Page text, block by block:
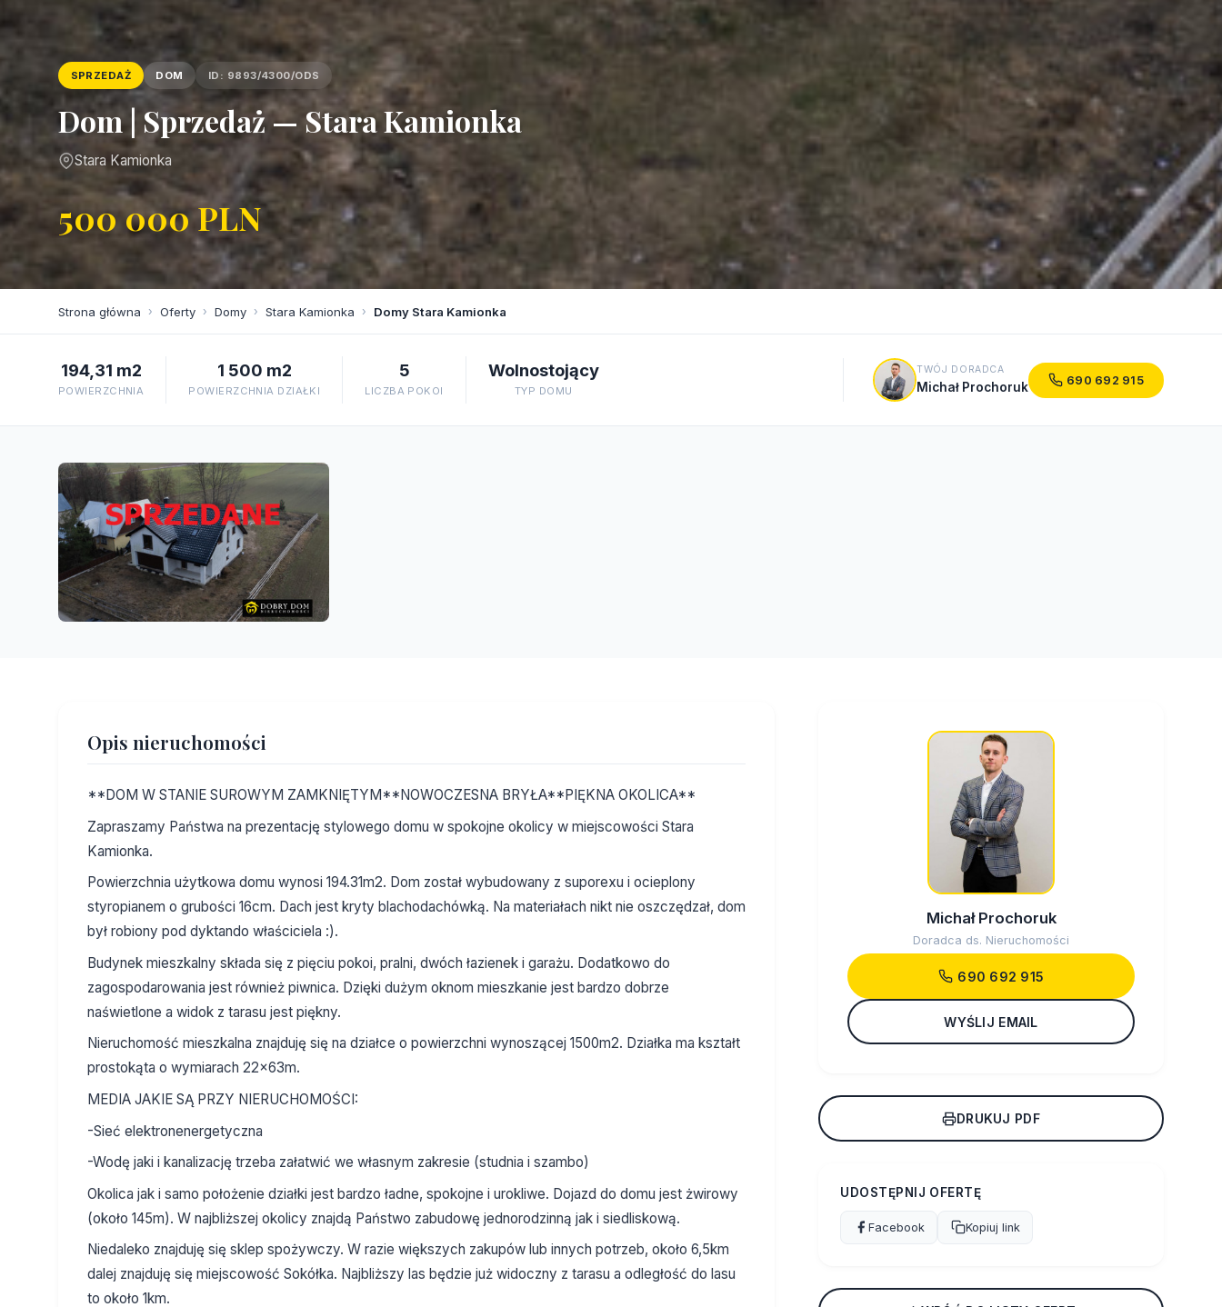
SPRZEDAŻ DOM ID: 9893/4300/ODS
Dom | Sprzedaż — Stara Kamionka
Stara Kamionka
500 000 PLN
Strona główna › Oferty › Domy › Stara Kamionka › Domy Stara Kamionka
194,31 m2
POWIERZCHNIA
1 500 m2
POWIERZCHNIA DZIAŁKI
5
LICZBA POKOI
Wolnostojący
TYP DOMU
TWÓJ DORADCA
Michał Prochoruk 690 692 915
Opis nieruchomości
**DOM W STANIE SUROWYM ZAMKNIĘTYM**NOWOCZESNA BRYŁA**PIĘKNA OKOLICA**
Zapraszamy Państwa na prezentację stylowego domu w spokojne okolicy w miejscowości Stara
Kamionka.
Powierzchnia użytkowa domu wynosi 194.31m2. Dom został wybudowany z suporexu i ocieplony
styropianem o grubości 16cm. Dach jest kryty blachodachówką. Na materiałach nikt nie oszczędzał, dom
był robiony pod dyktando właściciela :).
Budynek mieszkalny składa się z pięciu pokoi, pralni, dwóch łazienek i garażu. Dodatkowo do
zagospodarowania jest również piwnica. Dzięki dużym oknom mieszkanie jest bardzo dobrze
naświetlone a widok z tarasu jest piękny.
Nieruchomość mieszkalna znajduję się na działce o powierzchni wynoszącej 1500m2. Działka ma kształt
prostokąta o wymiarach 22x63m.
MEDIA JAKIE SĄ PRZY NIERUCHOMOŚCI:
-Sieć elektronenergetyczna
-Wodę jaki i kanalizację trzeba załatwić we własnym zakresie (studnia i szambo)
Okolica jak i samo położenie działki jest bardzo ładne, spokojne i urokliwe. Dojazd do domu jest żwirowy
(około 145m). W najbliższej okolicy znajdą Państwo zabudowę jednorodzinną jak i siedliskową.
Niedaleko znajduję się sklep spożywczy. W razie większych zakupów lub innych potrzeb, około 6,5km
dalej znajduję się miejscowość Sokółka. Najbliższy las będzie już widoczny z tarasu a odległość do lasu
to około 1km.
Michał Prochoruk
Doradca ds. Nieruchomości
690 692 915
WYŚLIJ EMAIL
DRUKUJ PDF
UDOSTĘPNIJ OFERTĘ
Facebook Kopiuj link